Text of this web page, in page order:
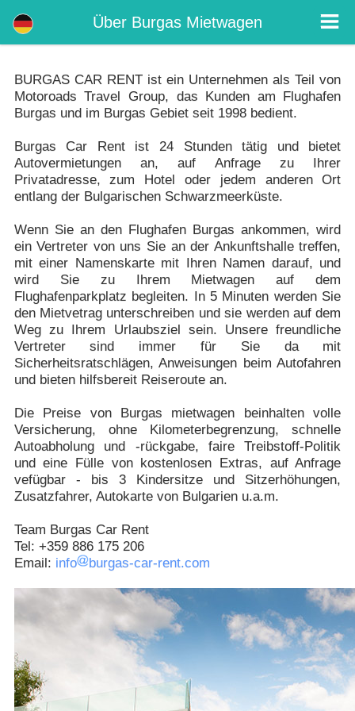
Varna, der Flughafen Burgas, Flughafen Plovdiv.Über Burgas Mietwagen
BURGAS CAR RENT ist ein Unternehmen als Teil von
Motoroads Travel Group, das Kunden am Flughafen
Burgas und im Burgas Gebiet seit 1998 bedient.
Burgas Car Rent ist 24 Stunden tätig und bietet
Autovermietungen an, auf Anfrage zu Ihrer
Privatadresse, zum Hotel oder jedem anderen Ort
entlang der Bulgarischen Schwarzmeerküste.
Wenn Sie an den Flughafen Burgas ankommen, wird
ein Vertreter von uns Sie an der Ankunftshalle treffen,
mit einer Namenskarte mit Ihren Namen darauf, und
wird Sie zu Ihrem Mietwagen auf dem
Flughafenparkplatz begleiten. In 5 Minuten werden Sie
den Mietvetrag unterschreiben und sie werden auf dem
Weg zu Ihrem Urlaubsziel sein. Unsere freundliche
Vertreter sind immer für Sie da mit
Sicherheitsratschlägen, Anweisungen beim Autofahren
und bieten hilfsbereit Reiseroute an.
Die Preise von Burgas mietwagen beinhalten volle
Versicherung, ohne Kilometerbegrenzung, schnelle
Autoabholung und -rückgabe, faire Treibstoff-Politik
und eine Fülle von kostenlosen Extras, auf Anfrage
vefügbar - bis 3 Kindersitze und Sitzerhöhungen,
Zusatzfahrer, Autokarte von Bulgarien u.a.m.
Team Burgas Car Rent
Tel: +359 886 175 206
Еmail: info burgas-car-rent.com